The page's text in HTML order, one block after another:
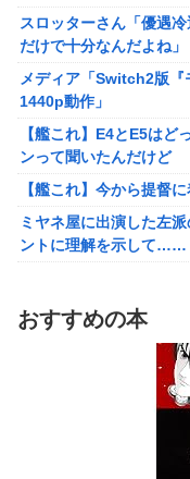
部屋作りゲーム、
る不具合が発生
【ライザのアトリエ】
ト)ウェディングStyle」
【〈物語〉シリーズ】
ィギュア【彩色原型公開
【バンダイ】「食玩」
売商品【発売スケジュー
結婚相談所職員さん、
週間少年ジャンプのグ
32歳女が逮捕
今年3月のベントレーひ
け投稿など嘘だらけｗｗ
【悲報】桐谷さん「人
も。もっと素直に遊べば
れいわ新選組、党名変
精神科に通院してるけ
金髪の人」を待合室で
スロッターさん「優遇
だけで十分なんだよね」
メディア「Switch2版『
1440p動作」
【艦これ】E4とE5はど
ンって聞いたんだけど
【艦これ】今から提督
ミヤネ屋に出演した左
ントに理解を示して……
「こんな事になるんや
ザーがドン引き、
女さん、ワンピースグ
【日向坂46】 かほりん
おすすめの本